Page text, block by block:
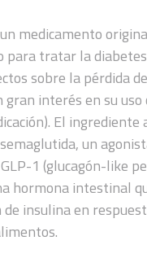
medicamento
para tratar la
sobre la pérdida
gran interés en su
El ingrediente
un
1 (glucagón-like
hormona intestinal
insulina en